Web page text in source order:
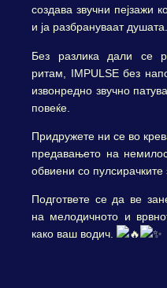
создава звучни пејзажи
и ја разбрануваат душата.
Без разлика дали се
ритам, IMPULSE без
извонредно звучно
повеќе.
Придружете ни се во
предавањето на
обвиени со пулсирачките
Подгответе се да ве
на мелодичното и
како ваш водич.